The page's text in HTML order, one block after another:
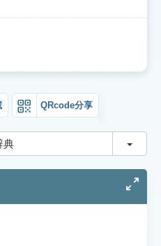
QRcode分享
典 切換